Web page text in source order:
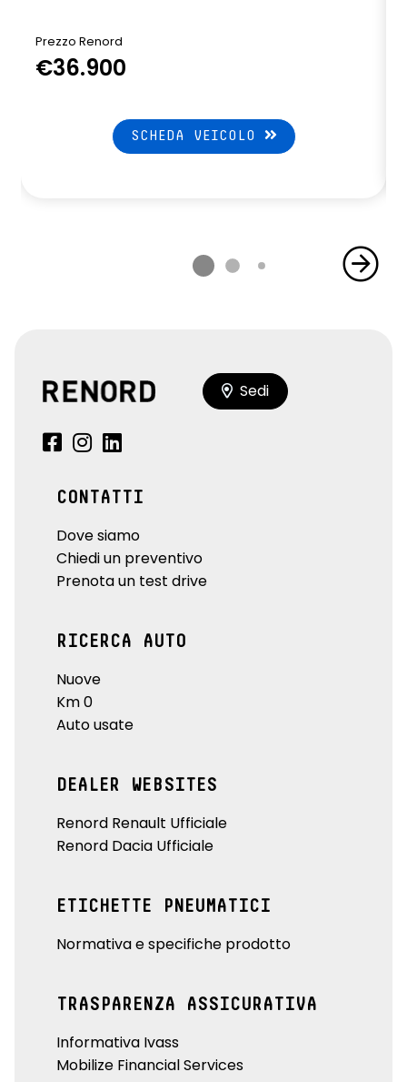
Prezzo Renord
€36.900
SCHEDA VEICOLO
Sedi
CONTATTI
Dove siamo
Chiedi un preventivo
Prenota un test drive
RICERCA AUTO
Nuove
Km 0
Auto usate
DEALER WEBSITES
Renord Renault Ufficiale
Renord Dacia Ufficiale
ETICHETTE PNEUMATICI
Normativa e specifiche prodotto
TRASPARENZA ASSICURATIVA
Informativa Ivass
Mobilize Financial Services